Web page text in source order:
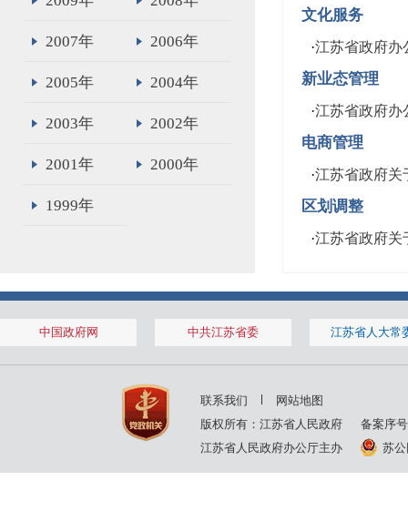
2007年 2006年
2005年 2004年
2003年 2002年
2001年 2000年
1999年
文化服务
·江苏省政府办
新业态管理
·江苏省政府办
电商管理
·江苏省政府关
区划调整
·江苏省政府关
中国政府网 中共江苏省委 江苏省人大常
联系我们
网站地图
版权所有：江苏省人民政府
备案序
江苏省人民政府办公厅主办
苏